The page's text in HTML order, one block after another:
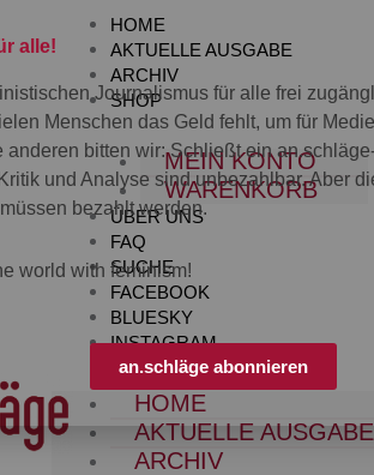
HOME
AKTUELLE AUSGABE
ARCHIV
SHOP
MEIN KONTO
WARENKORB
ÜBER UNS
FAQ
SUCHE
FACEBOOK
BLUESKY
INSTAGRAM
HOME
AKTUELLE AUSGABE
ARCHIV
alle!
Journalismus für alle frei
Menschen das Geld fehlt, um für
anderen bitten wir: Schließt ein
und Analyse sind unbezahlbar. Aber
bezahlt werden.
world with feminism!
an.schläge abonnieren